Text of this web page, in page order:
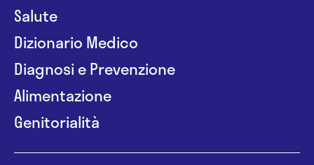
Salute
Dizionario Medico
Diagnosi e Prevenzione
Alimentazione
Genitorialità